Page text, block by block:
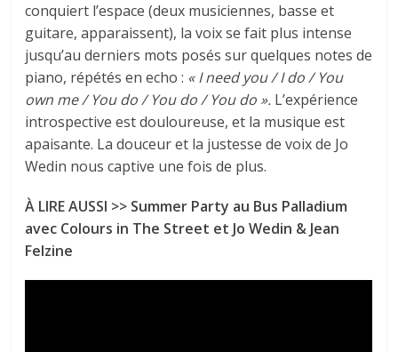
conquiert l’espace (deux musiciennes, basse et
guitare, apparaissent), la voix se fait plus intense
jusqu’au derniers mots posés sur quelques notes de
piano, répétés en echo : « I need you / I do / You
own me / You do / You do / You do ». L’expérience
introspective est douloureuse, et la musique est
apaisante. La douceur et la justesse de voix de Jo
Wedin nous captive une fois de plus.
À LIRE AUSSI >> Summer Party au Bus Palladium
avec Colours in The Street et Jo Wedin & Jean
Felzine